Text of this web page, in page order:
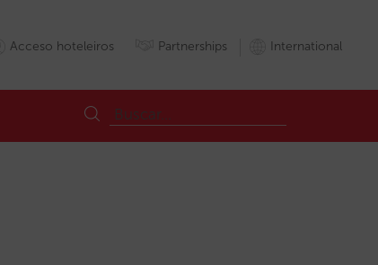
Acceso hoteleiros Partnerships International